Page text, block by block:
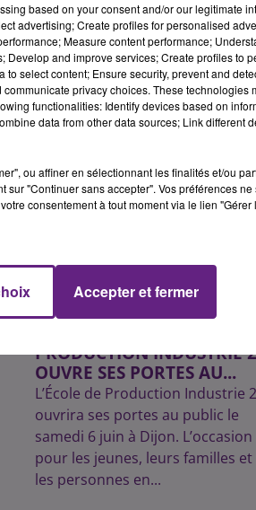
5 juin 2026
PRODUCTION INDUSTRIE
OUVRE SES PORTES AU...
L’École de Production Industrie
ouvrira ses portes au public le
samedi 6 juin à Dijon. L’occasion
pour les jeunes, leurs familles et
les personnes en...
based on your consent and/or our legitimate
advertising; Create profiles for personalised
Measure content performance;
Develop and improve services; Create profiles to
select content; Ensure security, prevent and
privacy choices. These technologies
functionalities: Identify devices based on
data from other data sources; Link different
ou affiner en sélectionnant les finalités et/ou
sur "Continuer sans accepter". Vos préférences
consentement à tout moment via le lien
Accepter et fermer